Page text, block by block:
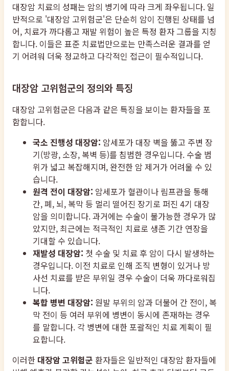
대장암 치료의 성패는 암의 병기에 따라 크게 좌우됩니다. 일
반적으로 '대장암 고위험군'은 단순히 암이 진행된 상태를 넘
어, 치료가 까다롭고 재발 위험이 높은 특정 환자 그룹을 지칭
합니다. 이들은 표준 치료법만으로는 만족스러운 결과를 얻
기 어려워 더욱 정교하고 다각적인 접근이 필수적입니다.
대장암 고위험군의 정의와 특징
대장암 고위험군은 다음과 같은 특징을 보이는 환자들을 포
함합니다.
국소 진행성 대장암: 암세포가 대장 벽을 뚫고 주변 장
기(방광, 소장, 복벽 등)를 침범한 경우입니다. 수술 범
위가 넓고 복잡해지며, 완전한 암 제거가 어려울 수 있
습니다.
원격 전이 대장암: 암세포가 혈관이나 림프관을 통해
간, 폐, 뇌, 복막 등 멀리 떨어진 장기로 퍼진 4기 대장
암을 의미합니다. 과거에는 수술이 불가능한 경우가 많
았지만, 최근에는 적극적인 치료로 생존 기간 연장을
기대할 수 있습니다.
재발성 대장암: 첫 수술 및 치료 후 암이 다시 발생하는
경우입니다. 이전 치료로 인해 조직 변형이 있거나 방
사선 치료를 받은 부위일 경우 수술이 더욱 까다로워집
니다.
복합 병변 대장암: 원발 부위의 암과 더불어 간 전이, 복
막 전이 등 여러 부위에 병변이 동시에 존재하는 경우
를 말합니다. 각 병변에 대한 포괄적인 치료 계획이 필
요합니다.
이러한 대장암 고위험군 환자들은 일반적인 대장암 환자들에